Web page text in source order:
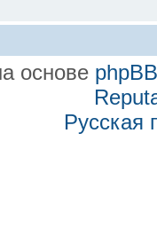
основе phpBB
Русская